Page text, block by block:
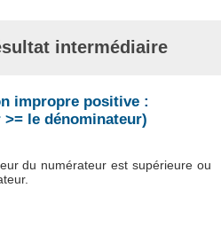
intermédiaire
impropre positive :
le dénominateur)
du numérateur est supérieure ou